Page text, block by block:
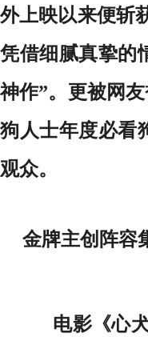
外上映以来便斩
凭借细腻真挚的
神作”。更被网
狗人士年度必看
观众。
金牌主创阵容
电影《心犬